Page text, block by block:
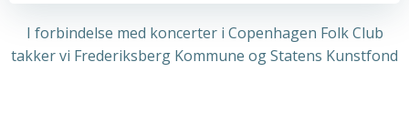
I forbindelse med koncerter i Copenhagen Folk Club
takker vi Frederiksberg Kommune og Statens Kunstfond